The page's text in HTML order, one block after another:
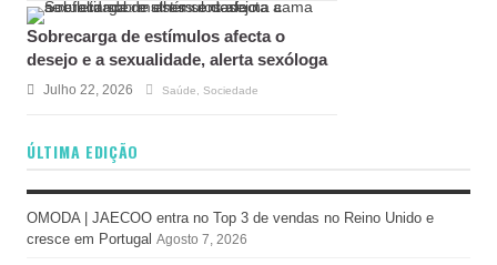
Sobrecarga de estímulos afecta o
desejo e a sexualidade, alerta sexóloga
Julho 22, 2026 Saúde Sociedade
ÚLTIMA EDIÇÃO
OMODA | JAECOO entra no Top 3 de vendas no Reino Unido e
cresce em Portugal Agosto 7, 2026